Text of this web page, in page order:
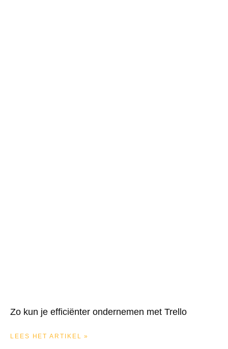
Zo kun je efficiënter ondernemen met Trello
LEES HET ARTIKEL »